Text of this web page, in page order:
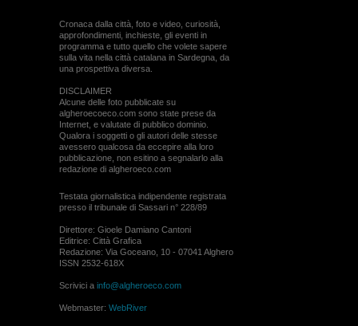
Cronaca dalla città, foto e video, curiosità,
approfondimenti, inchieste, gli eventi in
programma e tutto quello che volete sapere
sulla vita nella città catalana in Sardegna, da
una prospettiva diversa.
DISCLAIMER
Alcune delle foto pubblicate su
algheroecoeco.com sono state prese da
Internet, e valutate di pubblico dominio.
Qualora i soggetti o gli autori delle stesse
avessero qualcosa da eccepire alla loro
pubblicazione, non esitino a segnalarlo alla
redazione di algheroeco.com
Testata giornalistica indipendente registrata
presso il tribunale di Sassari n° 228/89
Direttore: Gioele Damiano Cantoni
Editrice: Città Grafica
Redazione: Via Goceano, 10 - 07041 Alghero
ISSN 2532-618X
Scrivici a info@algheroeco.com
Webmaster: WebRiver